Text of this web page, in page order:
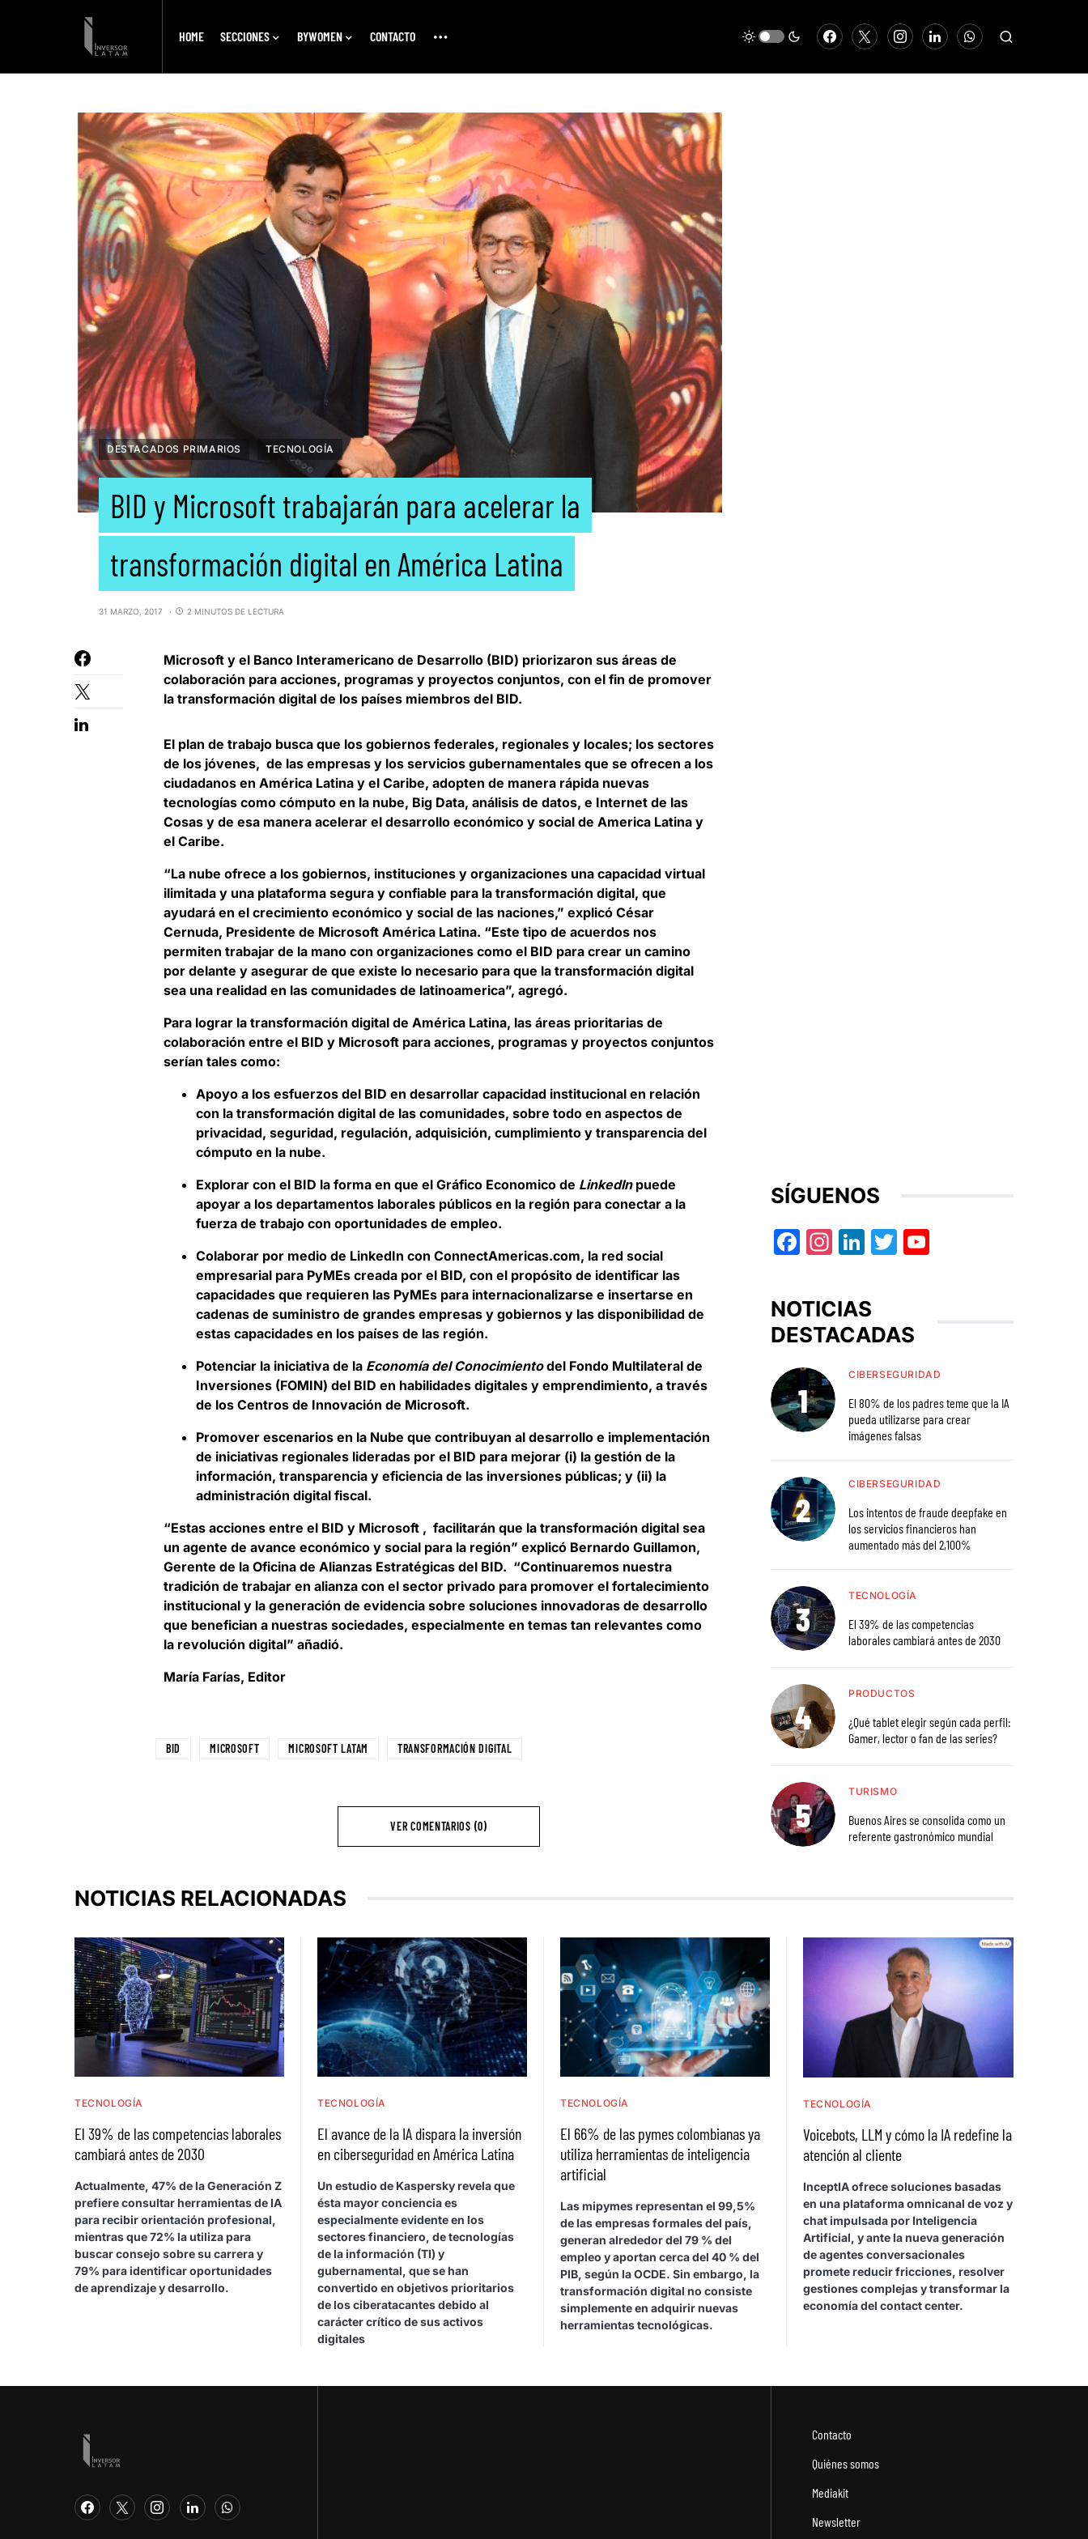
HOME SECCIONES BYWOMEN CONTACTO
DESTACADOS PRIMARIOS TECNOLOGÍA
BID y Microsoft trabajarán para acelerar la
transformación digital en América Latina
31 MARZO, 2017 2 MINUTOS DE LECTURA
Microsoft y el Banco Interamericano de Desarrollo (BID) priorizaron sus áreas de
colaboración para acciones, programas y proyectos conjuntos, con el fin de promover
la transformación digital de los países miembros del BID.
El plan de trabajo busca que los gobiernos federales, regionales y locales; los sectores
de los jóvenes, de las empresas y los servicios gubernamentales que se ofrecen a los
ciudadanos en América Latina y el Caribe, adopten de manera rápida nuevas
tecnologías como cómputo en la nube, Big Data, análisis de datos, e Internet de las
Cosas y de esa manera acelerar el desarrollo económico y social de America Latina y
el Caribe.
“La nube ofrece a los gobiernos, instituciones y organizaciones una capacidad virtual
ilimitada y una plataforma segura y confiable para la transformación digital, que
ayudará en el crecimiento económico y social de las naciones,” explicó César
Cernuda, Presidente de Microsoft América Latina. “Este tipo de acuerdos nos
permiten trabajar de la mano con organizaciones como el BID para crear un camino
por delante y asegurar de que existe lo necesario para que la transformación digital
sea una realidad en las comunidades de latinoamerica”, agregó.
Para lograr la transformación digital de América Latina, las áreas prioritarias de
colaboración entre el BID y Microsoft para acciones, programas y proyectos conjuntos
serían tales como:
Apoyo a los esfuerzos del BID en desarrollar capacidad institucional en relación
con la transformación digital de las comunidades, sobre todo en aspectos de
privacidad, seguridad, regulación, adquisición, cumplimiento y transparencia del
cómputo en la nube.
Explorar con el BID la forma en que el Gráfico Economico de LinkedInpuede
apoyar a los departamentos laborales públicos en la región para conectar a la
fuerza de trabajo con oportunidades de empleo.
Colaborar por medio de LinkedIn con ConnectAmericas.com, la red social
empresarial para PyMEs creada por el BID, con el propósito de identificar las
capacidades que requieren las PyMEs para internacionalizarse e insertarse en
cadenas de suministro de grandes empresas y gobiernos y las disponibilidad de
estas capacidades en los países de las región.
Potenciar la iniciativa de la Economía del Conocimientodel Fondo Multilateral de
Inversiones (FOMIN) del BID en habilidades digitales y emprendimiento, a través
de los Centros de Innovación de Microsoft.
Promover escenarios en la Nube que contribuyan al desarrollo e implementación
de iniciativas regionales lideradas por el BID para mejorar (i) la gestión de la
información, transparencia y eficiencia de las inversiones públicas; y (ii) la
administración digital fiscal.
“Estas acciones entre el BID y Microsoft , facilitarán que la transformación digital sea
un agente de avance económico y social para la región” explicó Bernardo Guillamon,
Gerente de la Oficina de Alianzas Estratégicas del BID. “Continuaremos nuestra
tradición de trabajar en alianza con el sector privado para promover el fortalecimiento
institucional y la generación de evidencia sobre soluciones innovadoras de desarrollo
que benefician a nuestras sociedades, especialmente en temas tan relevantes como
la revolución digital” añadió.
María Farías, Editor
BID MICROSOFT MICROSOFT LATAM TRANSFORMACIÓN DIGITAL
VER COMENTARIOS (0)
SÍGUENOS
Facebook
Instagram
LinkedIn
Twitter
NOTICIAS
DESTACADAS
CIBERSEGURIDAD
El 80% de los padres teme que la IA
pueda utilizarse para crear
imágenes falsas
CIBERSEGURIDAD
Los intentos de fraude deepfake en
los servicios financieros han
aumentado más del 2,100%
TECNOLOGÍA
El 39% de las competencias
laborales cambiará antes de 2030
PRODUCTOS
¿Qué tablet elegir según cada perfil:
Gamer, lector o fan de las series?
TURISMO
Buenos Aires se consolida como un
referente gastronómico mundial
NOTICIAS RELACIONADAS
TECNOLOGÍA
El 39% de las competencias laborales
cambiará antes de 2030
Actualmente, 47% de la Generación Z
prefiere consultar herramientas de IA
para recibir orientación profesional,
mientras que 72% la utiliza para
buscar consejo sobre su carrera y
79% para identificar oportunidades
de aprendizaje y desarrollo.
TECNOLOGÍA
El avance de la IA dispara la inversión
en ciberseguridad en América Latina
Un estudio de Kaspersky revela que
ésta mayor conciencia es
especialmente evidente en los
sectores financiero, de tecnologías
de la información (TI) y
gubernamental, que se han
convertido en objetivos prioritarios
de los ciberatacantes debido al
carácter crítico de sus activos
digitales
TECNOLOGÍA
El 66% de las pymes colombianas ya
utiliza herramientas de inteligencia
artificial
Las mipymes representan el 99,5%
de las empresas formales del país,
generan alrededor del 79 % del
empleo y aportan cerca del 40 % del
PIB, según la OCDE. Sin embargo, la
transformación digital no consiste
simplemente en adquirir nuevas
herramientas tecnológicas.
TECNOLOGÍA
Voicebots, LLM y cómo la IA redefine la
atención al cliente
InceptIA ofrece soluciones basadas
en una plataforma omnicanal de voz y
chat impulsada por Inteligencia
Artificial, y ante la nueva generación
de agentes conversacionales
promete reducir fricciones, resolver
gestiones complejas y transformar la
economía del contact center.
Contacto
Quiénes somos
Mediakit
Newsletter